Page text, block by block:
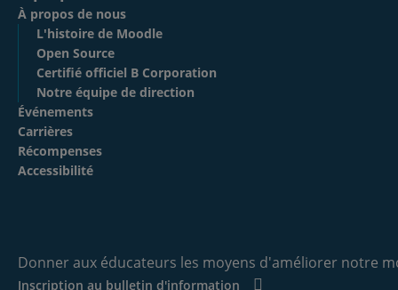
À propos de nous
L'histoire de Moodle
Open Source
Certifié officiel B Corporation
Notre équipe de direction
Événements
Carrières
Récompenses
Accessibilité
Donner aux éducateurs les moyens d'améliorer notre
Inscription au bulletin d'information